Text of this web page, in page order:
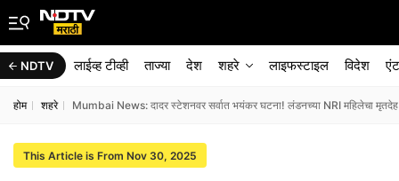
NDTV लाईव्ह टीव्ही ताज्या देश शहरे लाइफस्टाइल विदेश
होम शहरे Mumbai News: दादर स्टेशनवर सर्वात भयंकर घटना! लंडनच्या NRI महिलेचा
This Article is From Nov 30, 2025